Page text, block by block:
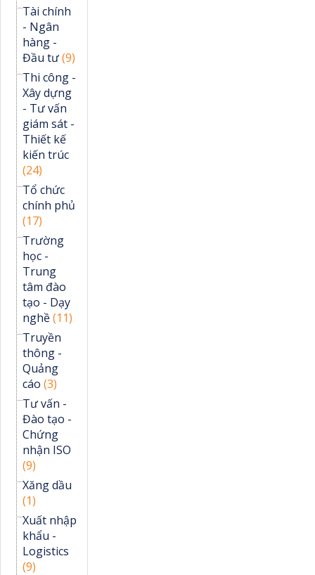
Tài chính
- Ngân
hàng -
Đầu tư(9)
Thi công -
Xây dựng
- Tư vấn
giám sát -
Thiết kế
kiến trúc
(24)
Tổ chức
chính phủ
(17)
Trường
học -
Trung
tâm đào
tạo - Dạy
nghề(11)
Truyền
thông -
Quảng
cáo (3)
Tư vấn -
Đào tạo -
Chứng
nhận ISO
(9)
Xăng dầu
(1)
Xuất nhập
khẩu -
Logistics
(9)